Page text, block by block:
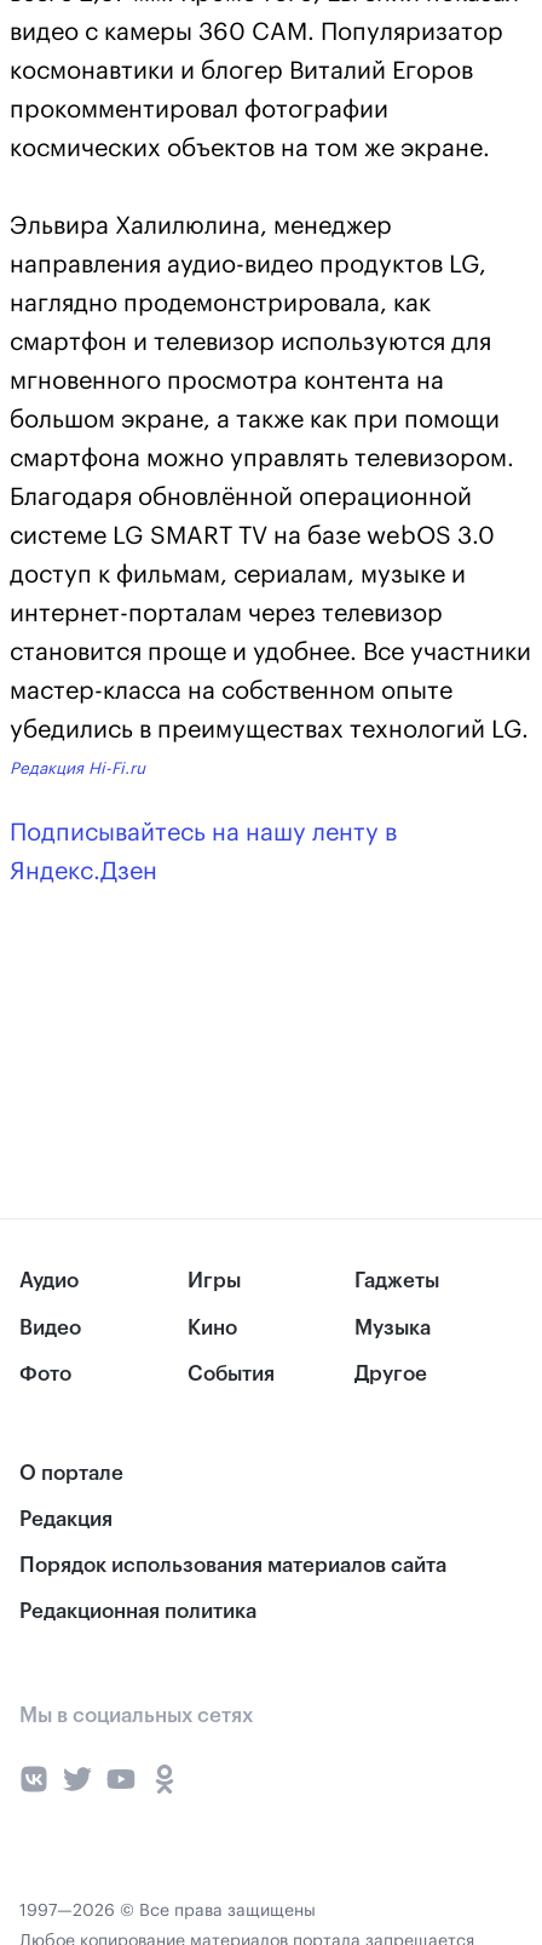
видео с камеры 360 СAM. Популяризатор
космонавтики и блогер Виталий Егоров
прокомментировал фотографии
космических объектов на том же экране.
Эльвира Халилюлина, менеджер
направления аудио-видео продуктов LG,
наглядно продемонстрировала, как
смартфон и телевизор используются для
мгновенного просмотра контента на
большом экране, а также как при помощи
смартфона можно управлять телевизором.
Благодаря обновлённой операционной
системе LG SMART TV на базе webOS 3.0
доступ к фильмам, сериалам, музыке и
интернет-порталам через телевизор
становится проще и удобнее. Все участники
мастер-класса на собственном опыте
убедились в преимуществах технологий LG.
Редакция Hi-Fi.ru
Подписывайтесь на нашу ленту в
Яндекс.Дзен
Аудио
Видео
Фото
Игры
Кино
События
Гаджеты
Музыка
Другое
О портале
Редакция
Порядок использования материалов сайта
Редакционная политика
Мы в социальных сетях
1997—2026 © Все права защищены